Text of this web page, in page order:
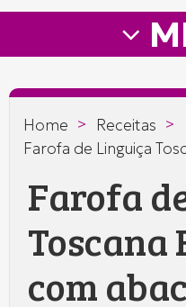
prefere
—
Frimesa
Home > Receitas >
Farofa de Linguiça
Farofa
Toscana
com